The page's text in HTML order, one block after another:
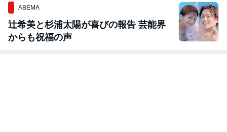
ABEMA
辻希美と杉浦太陽が喜びの報告 芸能界
からも祝福の声